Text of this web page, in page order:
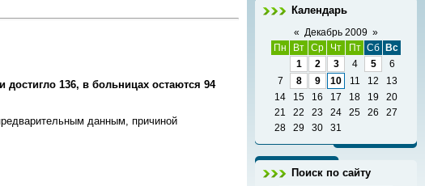
136, в больницах остаются 94
данным, причиной
Календарь
« Декабрь 2009 »
Пн
Вт Ср Чт Пт Сб
Вс
1
2 3 4 5
6
7
8 9 10 11 12
13
14
15 16 17 18 19
20
21
22 23 24 25 26
27
28
29 30 31
Поиск по сайту